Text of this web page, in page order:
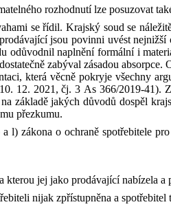
rozhodnutí lze posuzovat
se řídil. Krajský soud se
jsou povinni uvést
odůvodnil naplnění formální i
zabýval zásadou
která věcně pokryje všechny
10. 12. 2021 ,čj. 3 As 366/2019‑41). Z
na základě jakých důvodů dospěl
přezkumu.
a l) zákona o ochraně spotřebitele
kterou jej jako prodávající nabízela a
nijak zpřístupněna a spotřebitel